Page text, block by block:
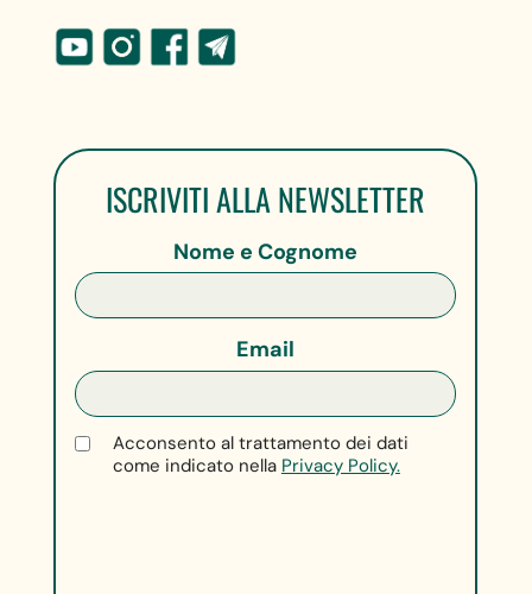
ISCRIVITI ALLA NEWSLETTER
Nome e Cognome
Email
Acconsento al trattamento dei dati
come indicato nella Privacy Policy.